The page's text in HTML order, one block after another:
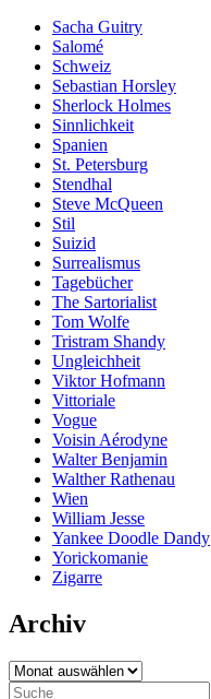
Sacha Guitry
Salomé
Schweiz
Sebastian Horsley
Sherlock Holmes
Sinnlichkeit
Spanien
St. Petersburg
Stendhal
Steve McQueen
Stil
Suizid
Surrealismus
Tagebücher
The Sartorialist
Tom Wolfe
Tristram Shandy
Ungleichheit
Viktor Hofmann
Vittoriale
Vogue
Voisin Aérodyne
Walter Benjamin
Walther Rathenau
Wien
William Jesse
Yankee Doodle Dandy
Yorickomanie
Zigarre
Archiv
Archiv
Search